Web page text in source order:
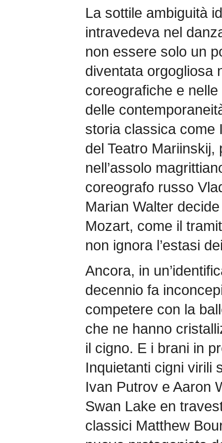
La sottile ambiguità
intravedeva nel
non essere solo un
diventata orgogliosa
coreografiche e
delle
storia classica come
del Teatro Mariinskij,
nell’assolo
coreografo russo
Marian Walter
Mozart, come il
non ignora l’estasi
Ancora, in
decennio fa
competere con la
che ne hanno
il cigno. E i brani in
Inquietanti cigni virili
Ivan Putrov e Aaron
Swan Lake en
classici Matthew